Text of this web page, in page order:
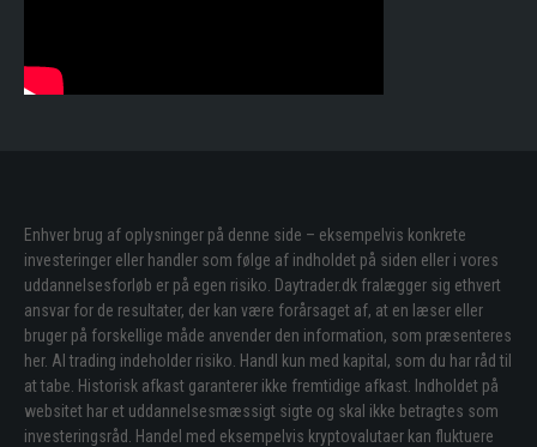
Enhver brug af oplysninger på denne side – eksempelvis konkrete
investeringer eller handler som følge af indholdet på siden eller i vores
uddannelsesforløb er på egen risiko. Daytrader.dk fralægger sig ethvert
ansvar for de resultater, der kan være forårsaget af, at en læser eller
bruger på forskellige måde anvender den information, som præsenteres
her. Al trading indeholder risiko. Handl kun med kapital, som du har råd til
at tabe. Historisk afkast garanterer ikke fremtidige afkast. Indholdet på
websitet har et uddannelsesmæssigt sigte og skal ikke betragtes som
investeringsråd. Handel med eksempelvis kryptovalutaer kan fluktuere